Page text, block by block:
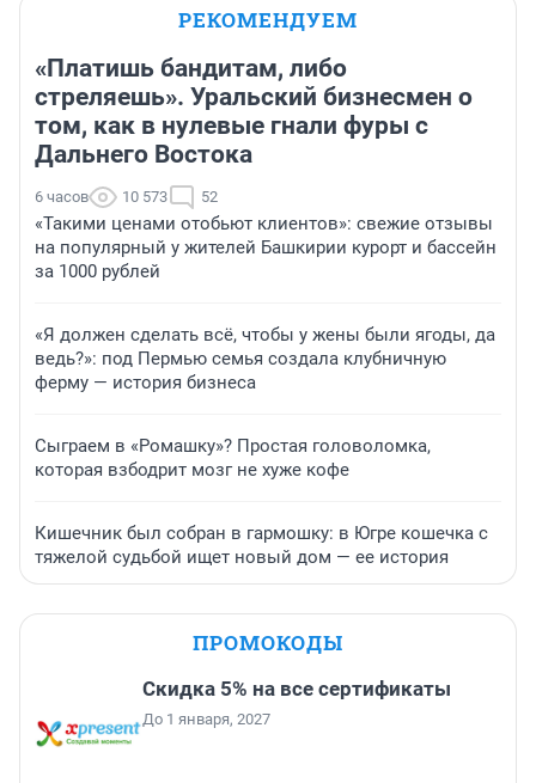
РЕКОМЕНДУЕМ
«Платишь бандитам, либо
стреляешь». Уральский бизнесмен о
том, как в нулевые гнали фуры с
Дальнего Востока
6 часов 10 573 52
«Такими ценами отобьют клиентов»: свежие отзывы
на популярный у жителей Башкирии курорт и бассейн
за 1000 рублей
«Я должен сделать всё, чтобы у жены были ягоды, да
ведь?»: под Пермью семья создала клубничную
ферму — история бизнеса
Сыграем в «Ромашку»? Простая головоломка,
которая взбодрит мозг не хуже кофе
Кишечник был собран в гармошку: в Югре кошечка с
тяжелой судьбой ищет новый дом — ее история
ПРОМОКОДЫ
Скидка 5% на все сертификаты
До 1 января, 2027